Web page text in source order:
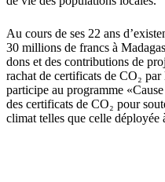
Au cours de ses 22 ans
30 millions de francs à
dons et des contributions de
rachat de certificats de CO₂
participe au programme
des certificats de CO₂ pour
climat telles que celle déployée